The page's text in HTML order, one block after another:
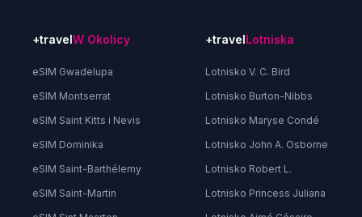
+travelW Okolicy
eSIM Gwadelupa
eSIM Montserrat
eSIM Saint Kitts i Nevis
eSIM Dominika
eSIM Saint-Barthélemy
eSIM Saint-Martin
+travelLotniska
Lotnisko V. C. Bird
Lotnisko Burton-Nibbs
Lotnisko Maryse Condé
Lotnisko John A. Osborne
Lotnisko Robert L.
Lotnisko Princess Juliana